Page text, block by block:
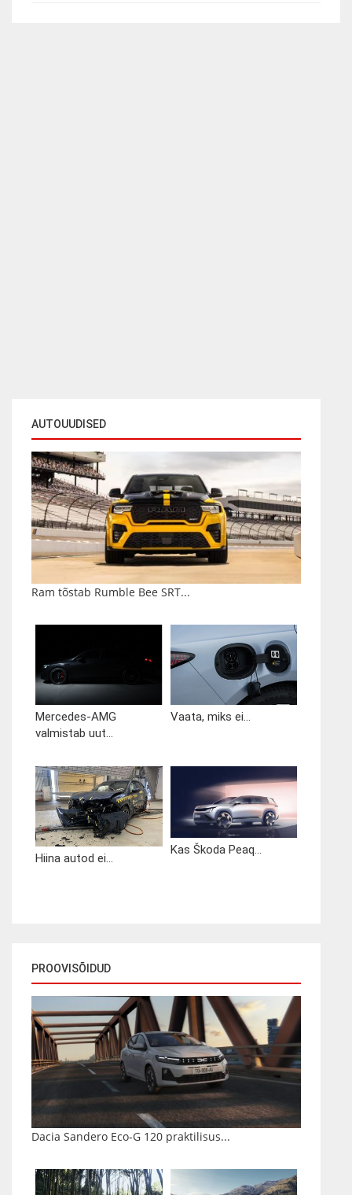
AUTOUUDISED
Ram tõstab Rumble Bee SRT...
Mercedes-AMG
valmistab uut...
Vaata, miks ei...
Hiina autod ei...
Kas Škoda Peaq...
PROOVISÕIDUD
Dacia Sandero Eco-G 120 praktilisus...